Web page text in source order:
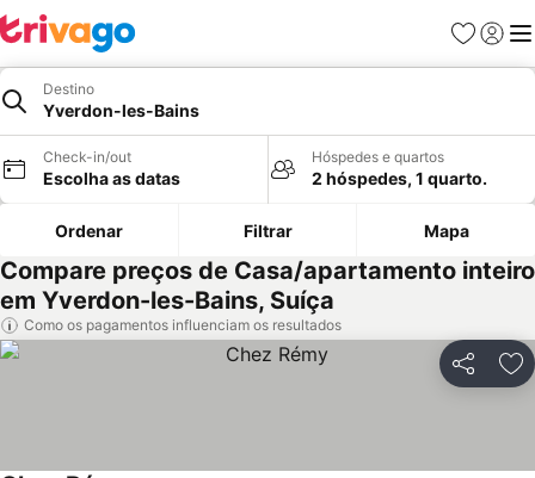
Favoritos
Iniciar
Destino
Yverdon-les-Bains
Check-in/out
Escolha as datas
Hóspedes e quartos
2 hóspedes, 1 quarto.
Ordenar Filtrar Mapa
Compare preços de Casa/apartamento inteiro
em Yverdon-les-Bains, Suíça
Como os pagamentos influenciam os resultados
Partilhar